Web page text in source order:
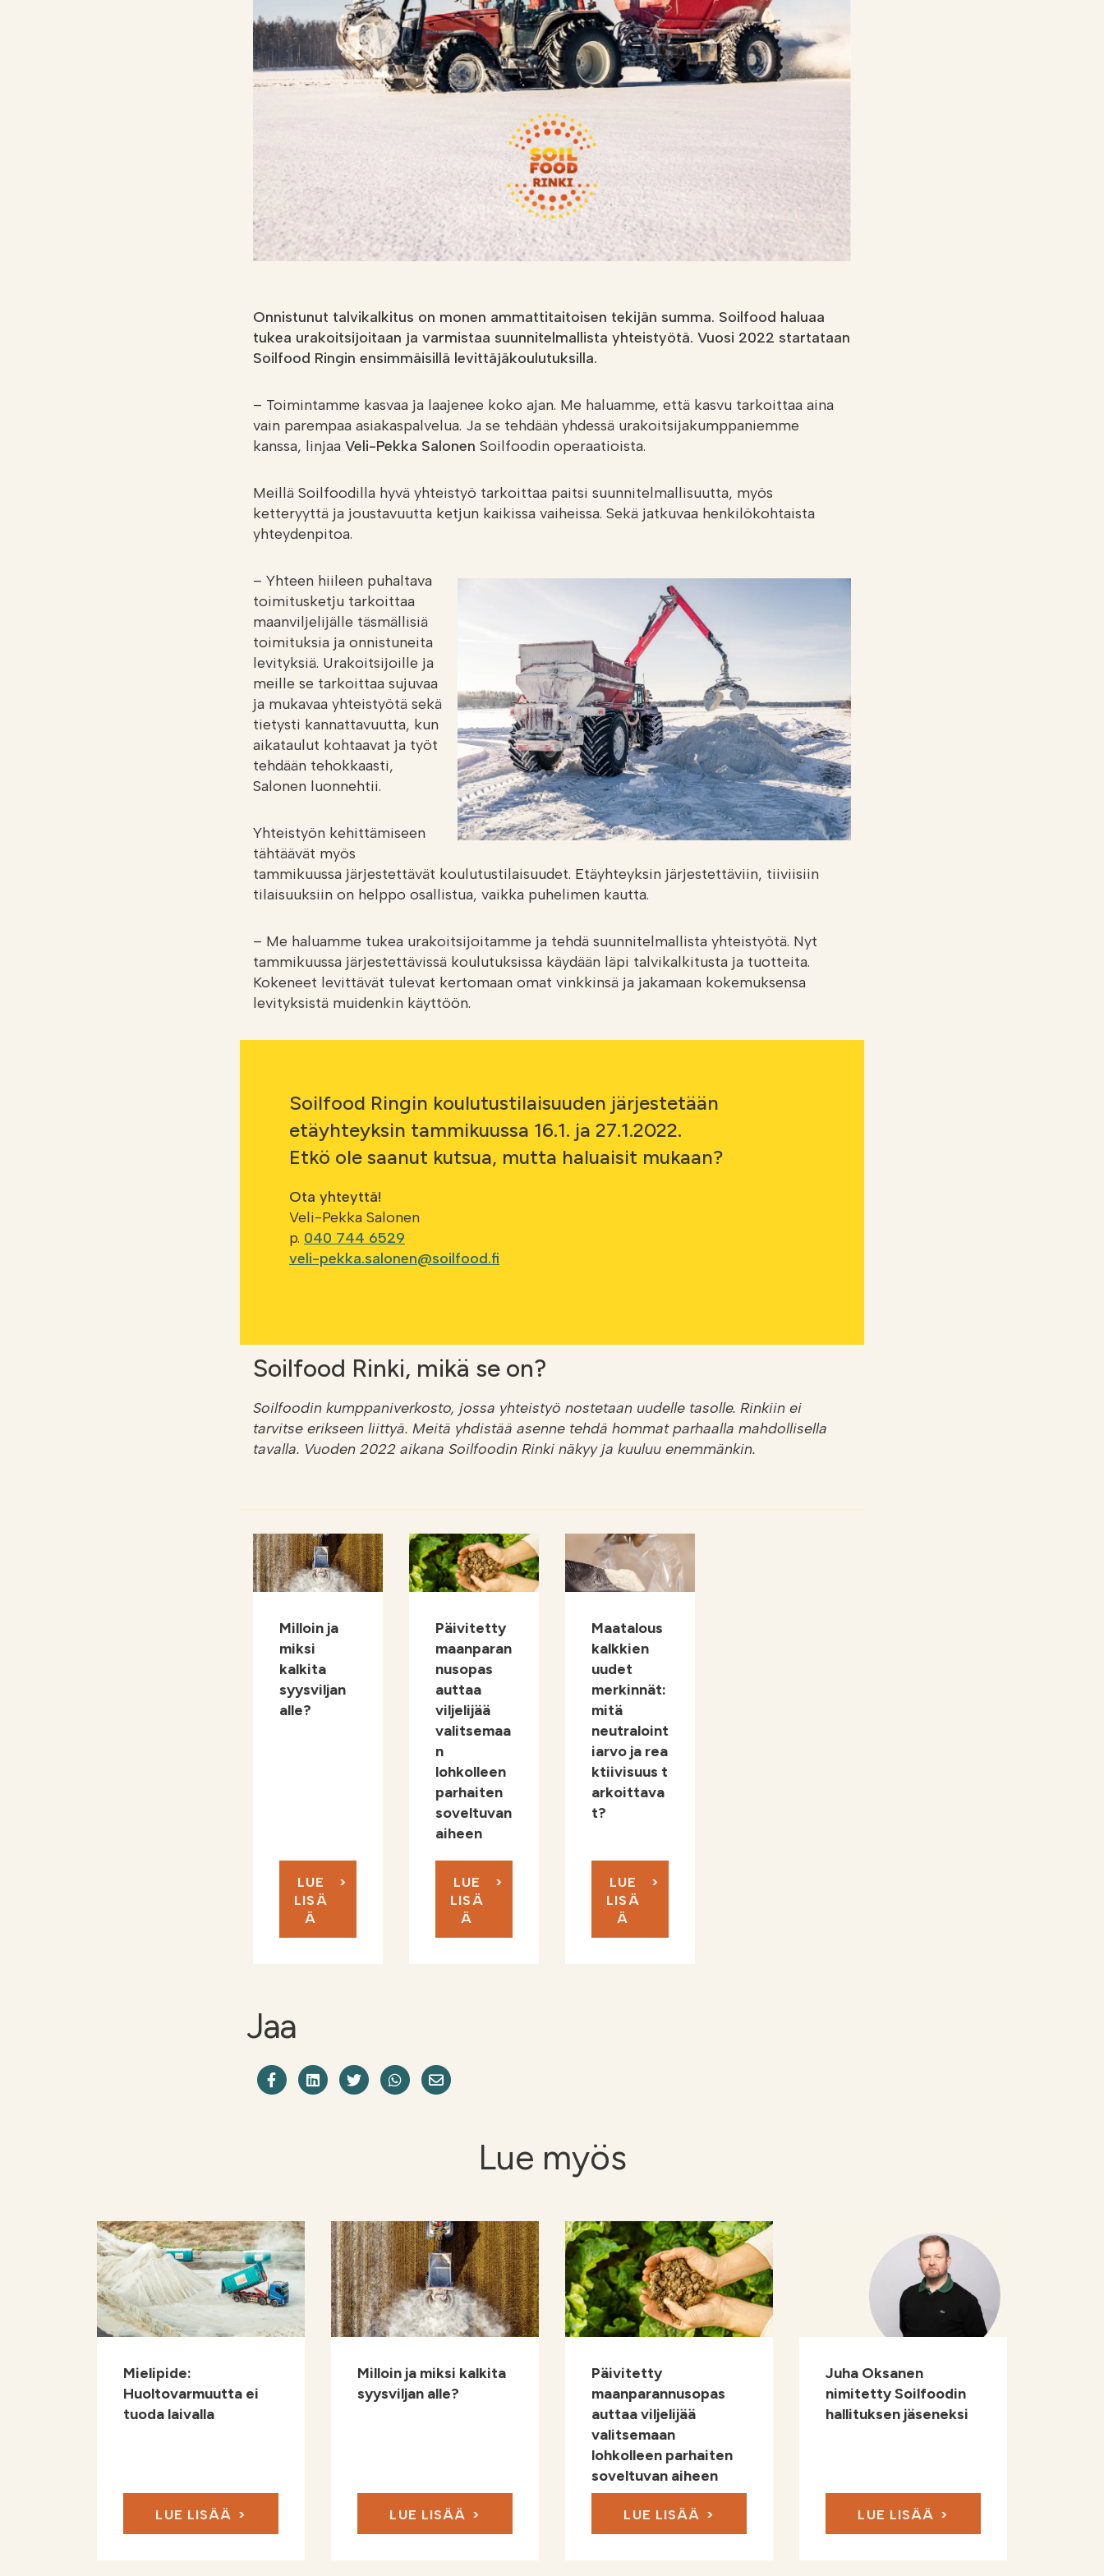
Lannoituslaskuri
Soilfoodin
verkkokauppa
Onnistunut talvikalkitus on monen ammattitaitoisen tekijän summa. Soilfood haluaa
tukea urakoitsijoitaan ja varmistaa suunnitelmallista yhteistyötä. Vuosi 2022 startataan
Soilfood Ringin ensimmäisillä levittäjäkoulutuksilla.
– Toimintamme kasvaa ja laajenee koko ajan. Me haluamme, että kasvu tarkoittaa aina
vain parempaa asiakaspalvelua. Ja se tehdään yhdessä urakoitsijakumppaniemme
kanssa, linjaa Veli-Pekka Salonen Soilfoodin operaatioista.
Meillä Soilfoodilla hyvä yhteistyö tarkoittaa paitsi suunnitelmallisuutta, myös
ketteryyttä ja joustavuutta ketjun kaikissa vaiheissa. Sekä jatkuvaa henkilökohtaista
yhteydenpitoa.
– Yhteen hiileen puhaltava
toimitusketju tarkoittaa
maanviljelijälle täsmällisiä
toimituksia ja onnistuneita
levityksiä. Urakoitsijoille ja
meille se tarkoittaa sujuvaa
ja mukavaa yhteistyötä sekä
tietysti kannattavuutta, kun
aikataulut kohtaavat ja työt
tehdään tehokkaasti,
Salonen luonnehtii.
Yhteistyön kehittämiseen
tähtäävät myös
tammikuussa järjestettävät koulutustilaisuudet. Etäyhteyksin järjestettäviin, tiiviisiin
tilaisuuksiin on helppo osallistua, vaikka puhelimen kautta.
– Me haluamme tukea urakoitsijoitamme ja tehdä suunnitelmallista yhteistyötä. Nyt
tammikuussa järjestettävissä koulutuksissa käydään läpi talvikalkitusta ja tuotteita.
Kokeneet levittävät tulevat kertomaan omat vinkkinsä ja jakamaan kokemuksensa
levityksistä muidenkin käyttöön.
Soilfood Ringin koulutustilaisuuden järjestetään
etäyhteyksin tammikuussa 16.1. ja 27.1.2022.
Etkö ole saanut kutsua, mutta haluaisit mukaan?
Ota yhteyttä!
Veli-Pekka Salonen
p. 040 744 6529
veli-pekka.salonen@soilfood.fi
Soilfood Rinki, mikä se on?
Soilfoodin kumppaniverkosto, jossa yhteistyö nostetaan uudelle tasolle. Rinkiin ei
tarvitse erikseen liittyä. Meitä yhdistää asenne tehdä hommat parhaalla mahdollisella
tavalla. Vuoden 2022 aikana Soilfoodin Rinki näkyy ja kuuluu enemmänkin.
Milloin ja
miksi
kalkita
syysviljan
alle?
LUE
LISÄ
Ä
Päivitetty
maanparan
nusopas
auttaa
viljelijää
valitsemaa
n
lohkolleen
parhaiten
soveltuvan
aiheen
LUE
LISÄ
Ä
Maatalous
kalkkien
uudet
merkinnät:
mitä
neutraloint
iarvo ja rea
ktiivisuus t
arkoittava
t?
LUE
LISÄ
Ä
Jaa
Jaa Facebookissa
Share on LinkedIn
Jaa Twitterissä
Jaa WhatsAppissa
Lue myös
Mielipide:
Huoltovarmuutta ei
tuoda laivalla
LUE LISÄÄ
Milloin ja miksi kalkita
syysviljan alle?
LUE LISÄÄ
Päivitetty
maanparannusopas
auttaa viljelijää
valitsemaan
lohkolleen parhaiten
soveltuvan aiheen
LUE LISÄÄ
Juha Oksanen
nimitetty Soilfoodin
hallituksen jäseneksi
LUE LISÄÄ